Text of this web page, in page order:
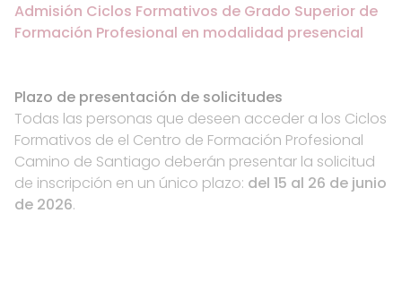
Admisión Ciclos Formativos de Grado Superior de
Formación Profesional en modalidad presencial
Plazo de presentación de solicitudes
Todas las personas que deseen acceder a los Ciclos
Formativos de el Centro de Formación Profesional
Camino de Santiago deberán presentar la solicitud
de inscripción en un único plazo: del 15 al 26 de junio
de 2026.